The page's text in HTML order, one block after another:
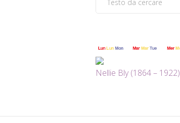
Nellie Bly (1864 – 1922)